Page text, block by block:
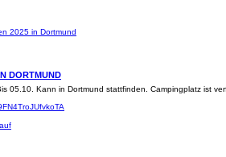
2025 in Dortmund
DORTMUND
05.10. Kann in Dortmund stattfinden. Campingplatz ist